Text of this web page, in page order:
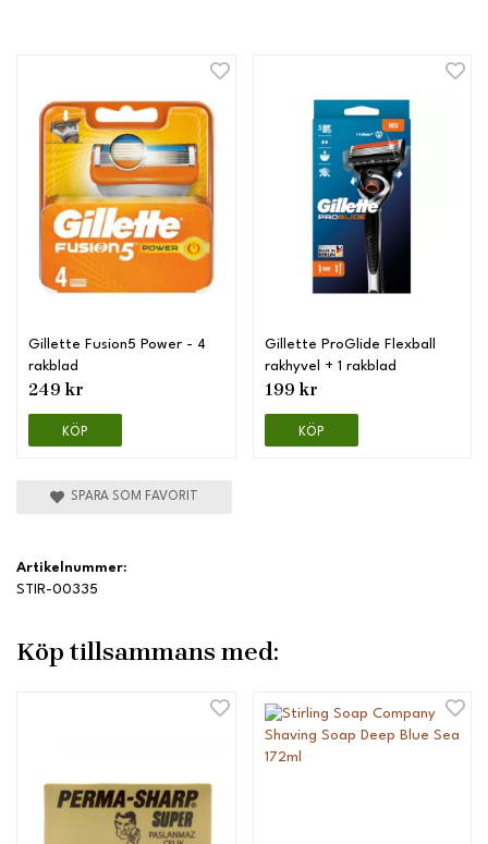
Gillette Fusion5 Power - 4
rakblad
249 kr
KÖP
Gillette ProGlide Flexball
rakhyvel + 1 rakblad
199 kr
KÖP
SPARA SOM FAVORIT
Artikelnummer:
STIR-00335
Köp tillsammans med: